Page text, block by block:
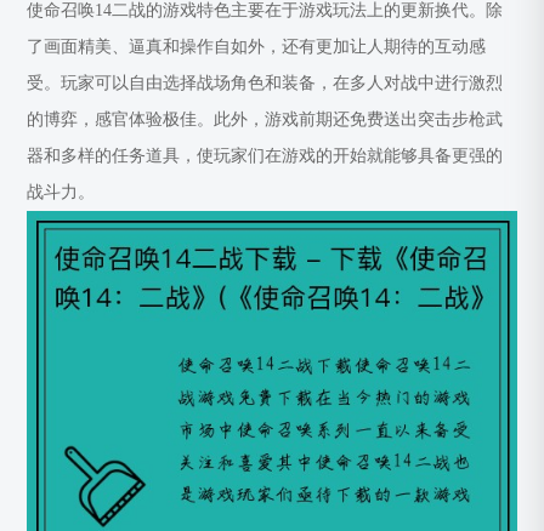
使命召唤14二战的游戏特色主要在于游戏玩法上的更新换代。除
了画面精美、逼真和操作自如外，还有更加让人期待的互动感
受。玩家可以自由选择战场角色和装备，在多人对战中进行激烈
的博弈，感官体验极佳。此外，游戏前期还免费送出突击步枪武
器和多样的任务道具，使玩家们在游戏的开始就能够具备更强的
战斗力。